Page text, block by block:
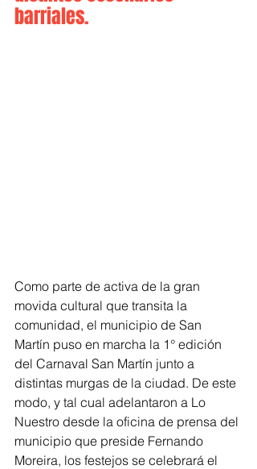
barriales.
Como parte de activa de la gran
movida cultural que transita la
comunidad, el municipio de San
Martín puso en marcha la 1° edición
del Carnaval San Martín junto a
distintas murgas de la ciudad. De este
modo, y tal cual adelantaron a Lo
Nuestro desde la oficina de prensa del
municipio que preside Fernando
Moreira, los festejos se celebrará el